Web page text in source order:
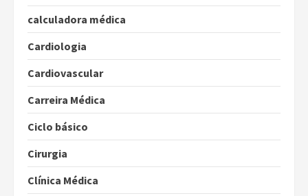
calculadora médica
Cardiologia
Cardiovascular
Carreira Médica
Ciclo básico
Cirurgia
Clínica Médica